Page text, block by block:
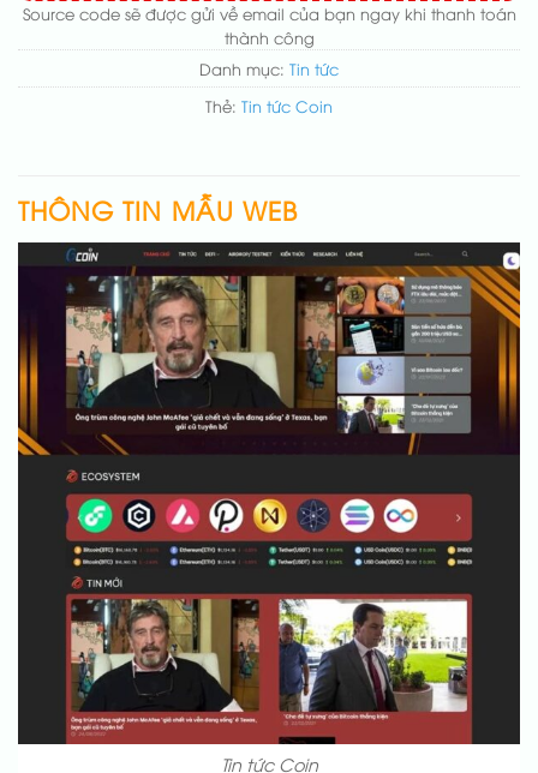
Source code sẽ được gửi về email của bạn ngay khi thanh toán
thành công
Danh mục: Tin tức
Thẻ: Tin tức Coin
THÔNG TIN MẪU WEB
Tin tức Coin